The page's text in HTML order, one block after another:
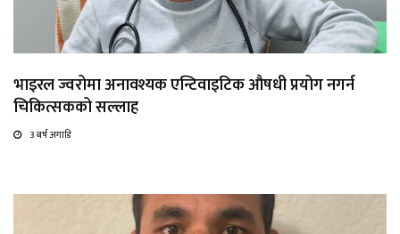
भाइरल ज्वरोमा अनावश्यक एन्टिवाइटिक औषधी प्रयोग नगर्न
चिकित्सकको सल्लाह
3 बर्ष अगाडि